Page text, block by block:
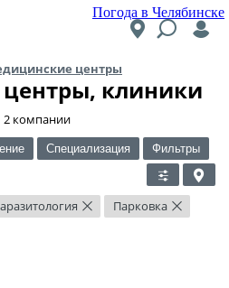
Погода в Челябинске
центры
клиники
​2 компании
Специализация Фильтры
× Парковка ×